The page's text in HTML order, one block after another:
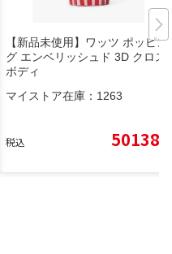
【新品未使用】ワッツ ポッピン
グ エンベリッシュド 3D クロス
ボディ
マイストア在庫： 1263
税込 50138